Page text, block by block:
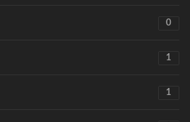
0
1
1